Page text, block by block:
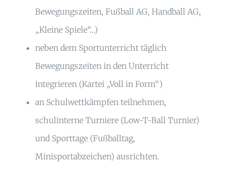
Bewegungszeiten, Fußball AG, Handball AG,
„Kleine Spiele“…)
neben dem Sportunterricht täglich
Bewegungszeiten in den Unterricht
integrieren (Kartei „Voll in Form“)
an Schulwettkämpfen teilnehmen,
schulinterne Turniere (Low-T-Ball Turnier)
und Sporttage (Fußballtag,
Minisportabzeichen) ausrichten.